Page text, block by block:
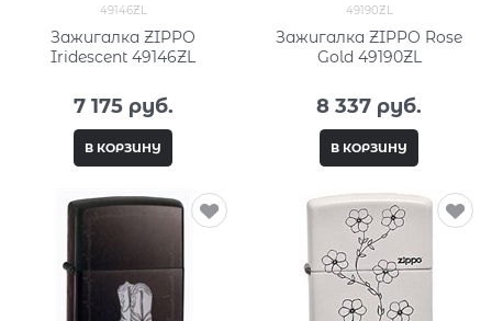
49146ZL
Зажигалка ZIPPO
Iridescent 49146ZL
7 175 руб.
В КОРЗИНУ
49190ZL
Зажигалка ZIPPO Rose
Gold 49190ZL
8 337 руб.
В КОРЗИНУ